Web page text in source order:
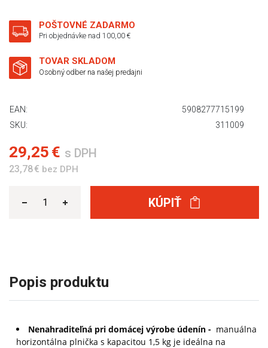
POŠTOVNÉ ZADARMO
Pri objednávke nad 100,00 €
TOVAR SKLADOM
Osobný odber na našej predajni
EAN:
5908277715199
SKU:
311009
29,25 € s DPH
23,78 € bez DPH
KÚPIŤ
Popis produktu
Nenahraditeľná pri domácej výrobe údenín - manuálna
horizontálna plnička s kapacitou 1,5 kg je ideálna na